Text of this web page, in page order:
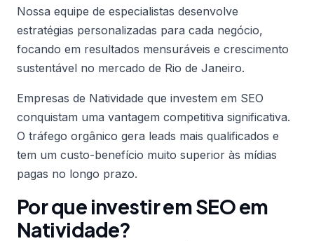
Nossa equipe de especialistas desenvolve
estratégias personalizadas para cada negócio,
focando em resultados mensuráveis e crescimento
sustentável no mercado de Rio de Janeiro.
Empresas de Natividade que investem em SEO
conquistam uma vantagem competitiva significativa.
O tráfego orgânico gera leads mais qualificados e
tem um custo-benefício muito superior às mídias
pagas no longo prazo.
Por que investir em SEO em
Natividade?